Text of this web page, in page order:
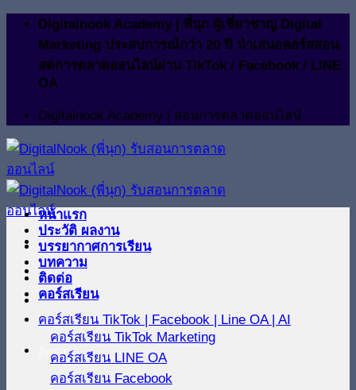
ข้าม
เนื้อหา
Digitalnook Academy | พี่นุก ผู้เชี่ยวชาญ Digital
Marketing ประสบการณ์กว่า 20 ปี นำเสนอคอร์สสอน
สดการตลาดออนไลน์ผ่าน TikTok / Facebook / LINE
OA
Digitalnook Academy | สอนการตลาดออนไลน์
คอร์สเรียน TikTok | Facebook | Line OA | AI
หน้าแรก
ประวัติ ผลงาน
บรรยากาศการเรียน
บทความ
ติดต่อ
คอร์สเรียน
คอร์สเรียน TikTok Marketing
คอร์สเรียน LINE OA
คอร์สเรียน Facebook